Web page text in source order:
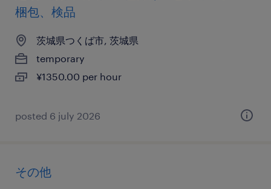
梱包、検品
茨城県つくば市, 茨城県
temporary
¥1350.00 per hour
posted 6 july 2026
その他